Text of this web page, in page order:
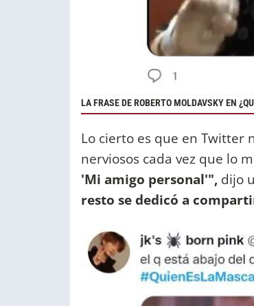
LA FRASE DE ROBERTO MOLDAVSKY EN
Lo cierto es que en Twitter
nerviosos cada vez que lo
'Mi amigo personal'", dijo
resto se dedicó a